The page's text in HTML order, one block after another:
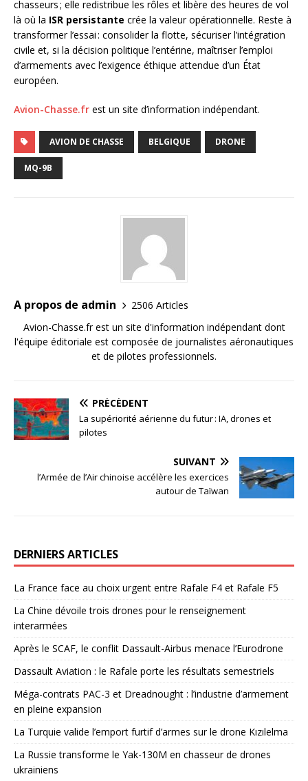
chasseurs ; elle redistribue les rôles et libère des heures de vol
là où la ISR persistante crée la valeur opérationnelle. Reste à
transformer l’essai : consolider la flotte, sécuriser l’intégration
civile et, si la décision politique l’entérine, maîtriser l’emploi
d’armements avec l’exigence éthique attendue d’un État
européen.
Avion-Chasse.fr est un site d’information indépendant.
AVION DE CHASSE BELGIQUE DRONE
MQ-9B
A propos de admin
2506 Articles
Avion-Chasse.fr est un site d'information indépendant dont
l'équipe éditoriale est composée de journalistes aéronautiques
et de pilotes professionnels.
PRÉCÉDENT
La supériorité aérienne du futur : IA, drones et
pilotes
SUIVANT
l’Armée de l’Air chinoise accélère les exercices
autour de Taïwan
DERNIERS ARTICLES
La France face au choix urgent entre Rafale F4 et Rafale F5
La Chine dévoile trois drones pour le renseignement
interarmées
Après le SCAF, le conflit Dassault-Airbus menace l’Eurodrone
Dassault Aviation : le Rafale porte les résultats semestriels
Méga-contrats PAC-3 et Dreadnought : l’industrie d’armement
en pleine expansion
La Turquie valide l’emport furtif d’armes sur le drone Kızılelma
La Russie transforme le Yak-130M en chasseur de drones
ukrainiens